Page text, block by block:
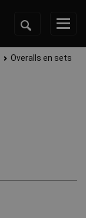
Overalls en sets